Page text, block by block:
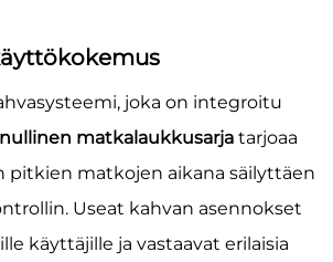
joka on integroitu
matkalaukkusarja tarjoaa
pitkien matkojen aikana säilyttäen
Useat kahvan asennokset
käyttäjille ja vastaavat erilaisia